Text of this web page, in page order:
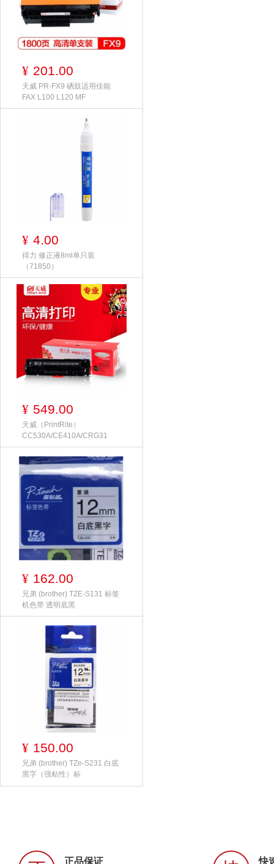
¥ 201.00
天威 PR-FX9 硒鼓适用佳能
FAX L100 L120 MF
¥ 4.00
得力 修正液8ml单只装
（71850）
¥ 549.00
天威（PrintRite）
CC530A/CE410A/CRG31
¥ 162.00
兄弟 (brother) TZE-S131 标签
机色带 透明底黑
¥ 150.00
兄弟 (brother) TZe-S231 白底
黑字（强粘性）标
正品保证 快